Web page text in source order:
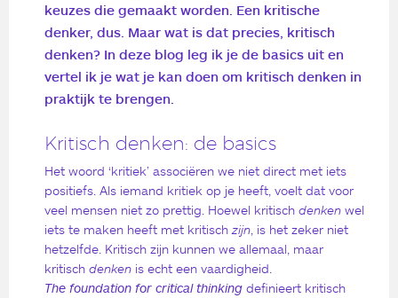
keuzes die gemaakt worden. Een kritische
denker, dus. Maar wat is dat precies, kritisch
denken? In deze blog leg ik je de basics uit en
vertel ik je wat je kan doen om kritisch denken in
praktijk te brengen.
Kritisch denken: de basics
Het woord ‘kritiek’ associëren we niet direct met iets
positiefs. Als iemand kritiek op je heeft, voelt dat voor
veel mensen niet zo prettig. Hoewel kritisch denken wel
iets te maken heeft met kritisch zijn , is het zeker niet
hetzelfde. Kritisch zijn kunnen we allemaal, maar
kritisch denken is echt een vaardigheid.
The foundation for critical thinking definieert kritisch